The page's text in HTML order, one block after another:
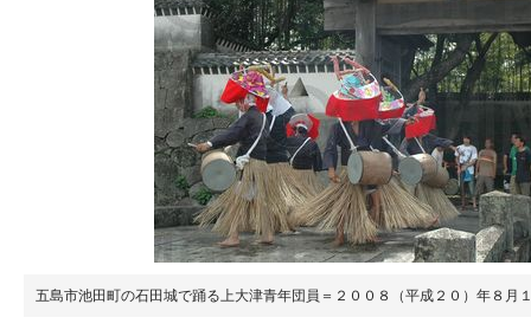
五島市池田町の石田城で踊る上大津青年団員＝２００８（平成２０）年８月